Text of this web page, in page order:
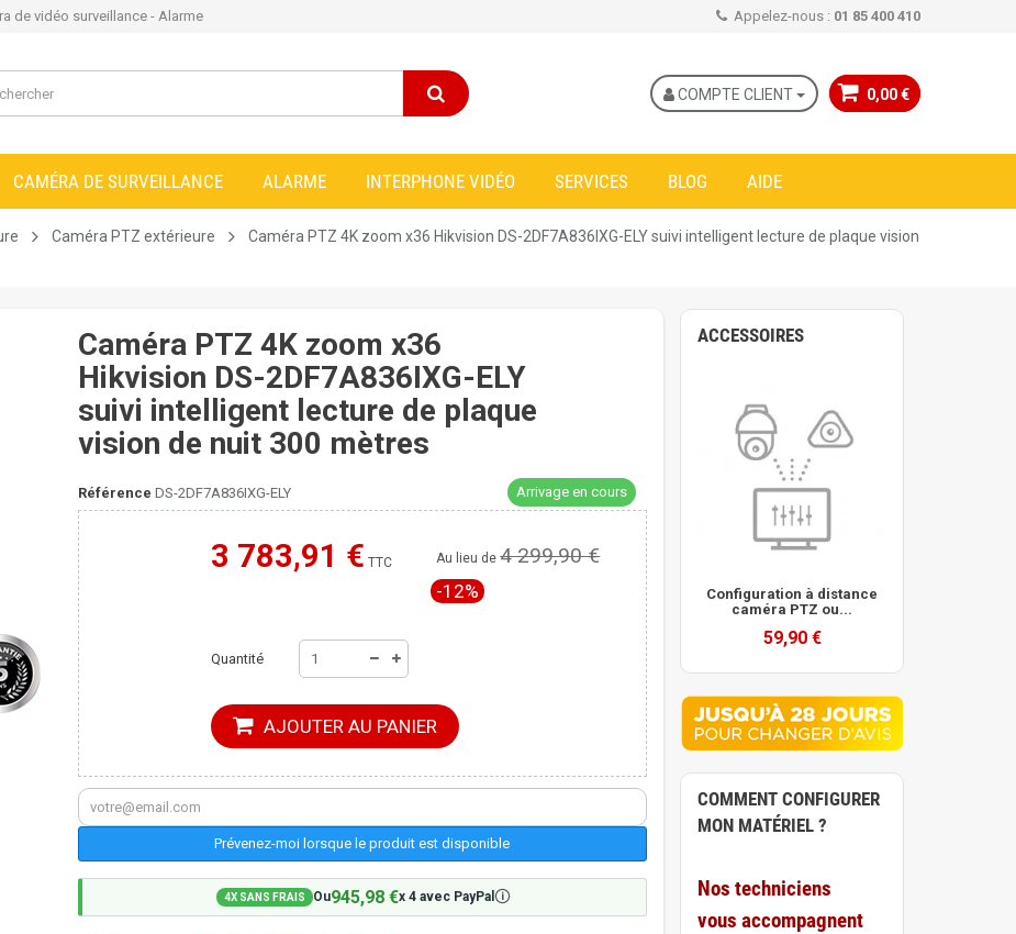
de vidéo surveillance - Alarme Appelez-nous : 01 85 400 410
0,00 €
COMPTE CLIENT
CAMÉRA DE SURVEILLANCE ALARME INTERPHONE VIDÉO SERVICES BLOG AIDE
Caméra PTZ extérieure
Caméra PTZ 4K zoom x36 Hikvision DS-2DF7A836IXG-ELY suivi intelligent lecture de plaque vision
Caméra PTZ 4K zoom x36
Hikvision DS-2DF7A836IXG-ELY
suivi intelligent lecture de plaque
vision de nuit 300 mètres
Référence DS-2DF7A836IXG-ELY Arrivage en cours
3 783,91 € TTC
Moins cher ailleurs ? Au lieu de4 299,90 €
-12%
Quantité
AJOUTER AU PANIER
Prévenez-moi lorsque le produit est disponible
4X SANS FRAIS Ou945,98 €x 4 avec PayPal🛈
ACCESSOIRES
Configuration à distance
caméra PTZ ou...
59,90 €
COMMENT CONFIGURER
MON MATÉRIEL ?
Nos techniciens
vous accompagnent